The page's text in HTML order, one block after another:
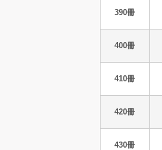
390冊
400冊
410冊
420冊
430冊